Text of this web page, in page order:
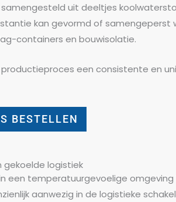
uit deeltjes
kan gevormd of samengeperst
containers en bouwisolatie.
productieproces een consistente en
BESTELLEN
gekoelde logistiek
een temperatuurgevoelige
aanwezig in de logistieke